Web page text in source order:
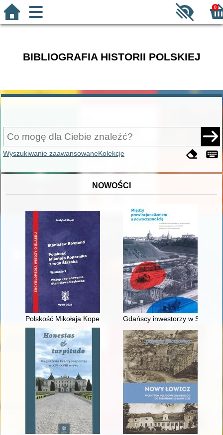
0
BIBLIOGRAFIA HISTORII POLSKIEJ
Wyszukiwanie zaawansowaneKolekcje
NOWOŚCI
Polskość Mikołaja Kopernika z rodu Ślązaka
Gdańscy inwestorzy w